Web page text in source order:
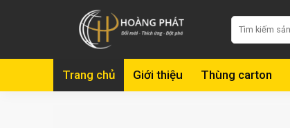
Tìm
kiếm:
Trang chủ Giới thiệu Thùng carton